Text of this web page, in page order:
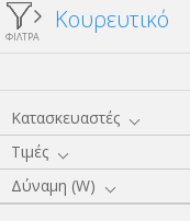
ΦΙΛΤΡΑ
Κουρευτικό
Κατασκευαστές
Τιμές
Δύναμη (W)